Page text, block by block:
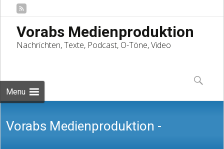
Vorabs Medienproduktion
Nachrichten, Texte, Podcast, O-Töne, Video
Menu
to
content
Suchen
nach:
Vorabs Medienproduktion -